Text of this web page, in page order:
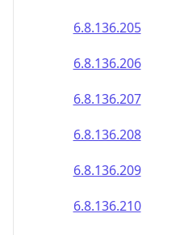
6.8.136.205
6.8.136.206
6.8.136.207
6.8.136.208
6.8.136.209
6.8.136.210